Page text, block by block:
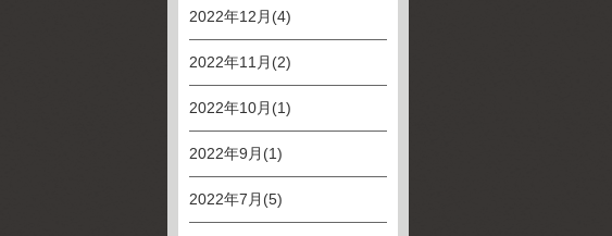
2022年12月(4)
2022年11月(2)
2022年10月(1)
2022年9月(1)
2022年7月(5)